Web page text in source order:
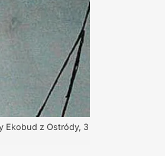
Ekobud z Ostródy, 3